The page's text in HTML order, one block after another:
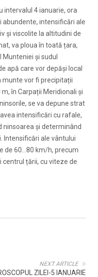
intervalul 4 ianuarie, ora
abundente, intensificări ale
și viscolite la altitudini de
va ploua în toată țara,
și sudul
apă care vor depăși local
vor fi precipitații
în Carpații Meridionali și
se va depune strat
intensificări cu rafale,
ninsoarea și determinând
Intensificări ale vântului
de 60…80 km/h, precum
centrul țării, cu viteze de
NEXT ARTICLE
ZILEI-5 IANUARIE